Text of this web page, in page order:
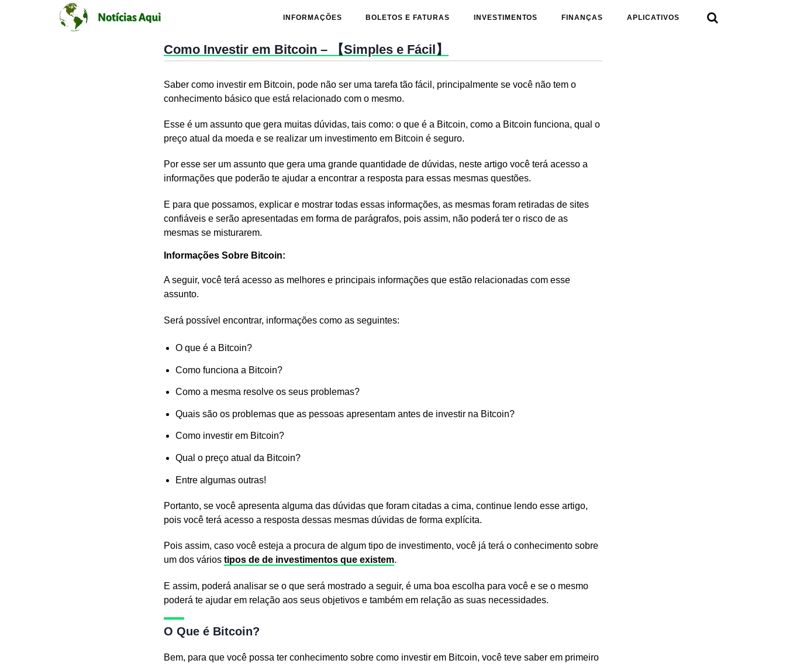
INFORMAÇÕES BOLETOS E FATURAS INVESTIMENTOS FINANÇAS APLICATIVOS 
Como Investir em Bitcoin – 【Simples e Fácil】
Saber como investir em Bitcoin, pode não ser uma tarefa tão fácil, principalmente se você não tem o
conhecimento básico que está relacionado com o mesmo.
Esse é um assunto que gera muitas dúvidas, tais como: o que é a Bitcoin, como a Bitcoin funciona, qual o
preço atual da moeda e se realizar um investimento em Bitcoin é seguro.
Por esse ser um assunto que gera uma grande quantidade de dúvidas, neste artigo você terá acesso a
informações que poderão te ajudar a encontrar a resposta para essas mesmas questões.
E para que possamos, explicar e mostrar todas essas informações, as mesmas foram retiradas de sites
confiáveis e serão apresentadas em forma de parágrafos, pois assim, não poderá ter o risco de as
mesmas se misturarem.
Informações Sobre Bitcoin:
A seguir, você terá acesso as melhores e principais informações que estão relacionadas com esse
assunto.
Será possível encontrar, informações como as seguintes:
O que é a Bitcoin?
Como funciona a Bitcoin?
Como a mesma resolve os seus problemas?
Quais são os problemas que as pessoas apresentam antes de investir na Bitcoin?
Como investir em Bitcoin?
Qual o preço atual da Bitcoin?
Entre algumas outras!
Portanto, se você apresenta alguma das dúvidas que foram citadas a cima, continue lendo esse artigo,
pois você terá acesso a resposta dessas mesmas dúvidas de forma explícita.
Pois assim, caso você esteja a procura de algum tipo de investimento, você já terá o conhecimento sobre
um dos vários tipos de de investimentos que existem.
E assim, poderá analisar se o que será mostrado a seguir, é uma boa escolha para você e se o mesmo
poderá te ajudar em relação aos seus objetivos e também em relação as suas necessidades.
O Que é Bitcoin?
Bem, para que você possa ter conhecimento sobre como investir em Bitcoin, você teve saber em primeiro